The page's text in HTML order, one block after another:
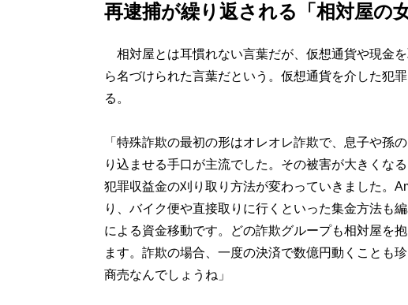
再逮捕が繰り返される「相対屋の女
相対屋とは耳慣れない言葉だが、仮想通貨や現金
ら名づけられた言葉だという。仮想通貨を介した犯
る。
「特殊詐欺の最初の形はオレオレ詐欺で、息子や孫
り込ませる手口が主流でした。その被害が大きくな
犯罪収益金の刈り取り方法が変わっていきました。
り、バイク便や直接取りに行くといった集金方法も
による資金移動です。どの詐欺グループも相対屋を
ます。詐欺の場合、一度の決済で数億円動くことも
商売なんでしょうね」